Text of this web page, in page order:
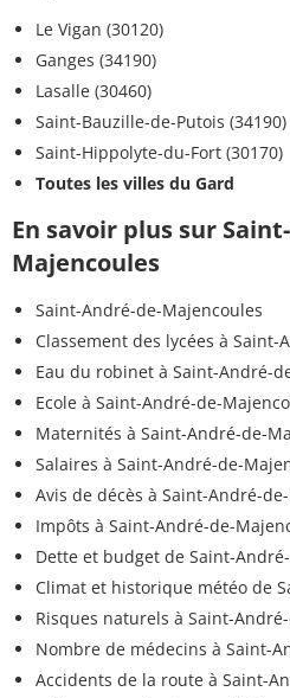
Le Vigan (30120)
Ganges (34190)
Lasalle (30460)
Saint-Bauzille-de-Putois (34190)
Saint-Hippolyte-du-Fort (30170)
Toutes les villes du Gard
En savoir plus sur
Majencoules
Saint-André-de-Majencoules
Classement des lycées à
Eau du robinet à Saint-André-
Ecole à Saint-André-de-
Maternités à Saint-André-de-
Salaires à Saint-André-de-
Avis de décès à Saint-André-
Impôts à Saint-André-de-
Dette et budget de Saint-
Climat et historique météo de
Risques naturels à Saint-
Nombre de médecins à Saint-
Accidents de la route à Saint-